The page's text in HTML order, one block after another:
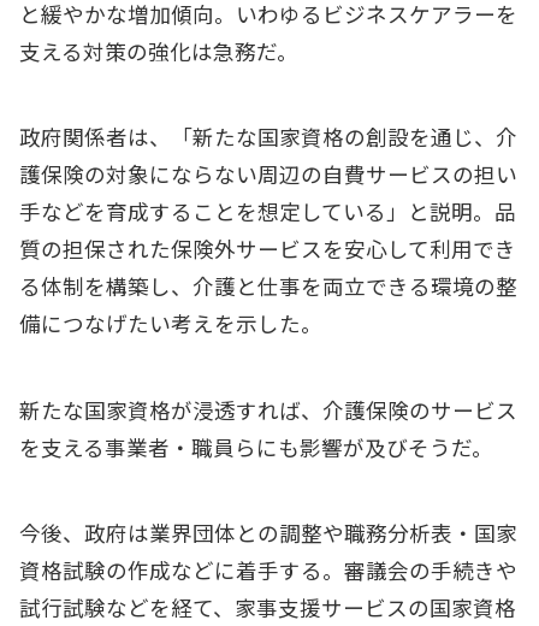
と緩やかな増加傾向。いわゆるビジネスケアラーを
支える対策の強化は急務だ。
政府関係者は、「新たな国家資格の創設を通じ、介
護保険の対象にならない周辺の自費サービスの担い
手などを育成することを想定している」と説明。品
質の担保された保険外サービスを安心して利用でき
る体制を構築し、介護と仕事を両立できる環境の整
備につなげたい考えを示した。
新たな国家資格が浸透すれば、介護保険のサービス
を支える事業者・職員らにも影響が及びそうだ。
今後、政府は業界団体との調整や職務分析表・国家
資格試験の作成などに着手する。審議会の手続きや
試行試験などを経て、家事支援サービスの国家資格